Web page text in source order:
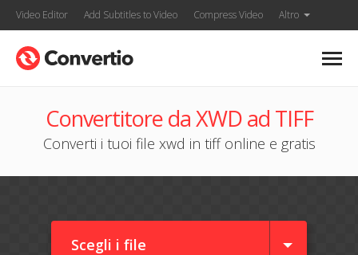
Video Editor Add Subtitles to Video Compress Video Altro
Convertitore da XWD ad TIFF
Converti i tuoi file xwd in tiff online e gratis
Scegli i file